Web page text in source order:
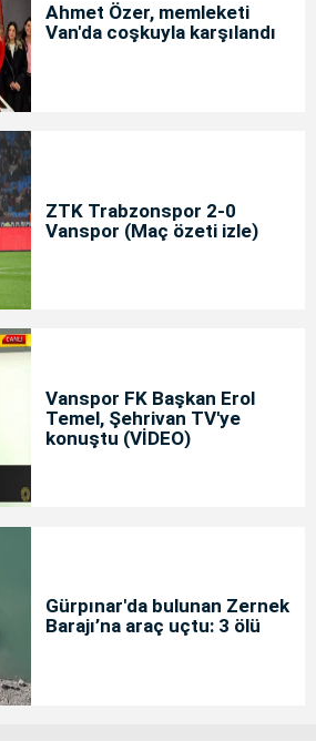
Ahmet Özer, memleketi
Van'da coşkuyla karşılandı
ZTK Trabzonspor 2-0
Vanspor (Maç özeti izle)
Vanspor FK Başkan Erol
Temel, Şehrivan TV'ye
konuştu (VİDEO)
Gürpınar'da bulunan Zernek
Barajı’na araç uçtu: 3 ölü